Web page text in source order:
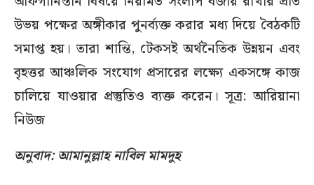
উভয় পক্ষের অঙ্গীকার পুনর্ব্যক্ত করার মধ্য দিয়ে বৈঠকটি
সমাপ্ত হয়। তারা শান্তি, টেকসই অর্থনৈতিক উন্নয়ন এবং
বৃহত্তর আঞ্চলিক সংযোগ প্রসারের লক্ষ্যে একসঙ্গে কাজ
চালিয়ে যাওয়ার প্রস্তুতিও ব্যক্ত করেন। সূত্র: আরিয়ানা
নিউজ
অনুবাদ: আমানুল্লাহ নাবিল মামদুহ